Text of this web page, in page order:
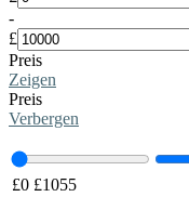
-
£
Preis
Zeigen
Preis
Verbergen
£0 £1055